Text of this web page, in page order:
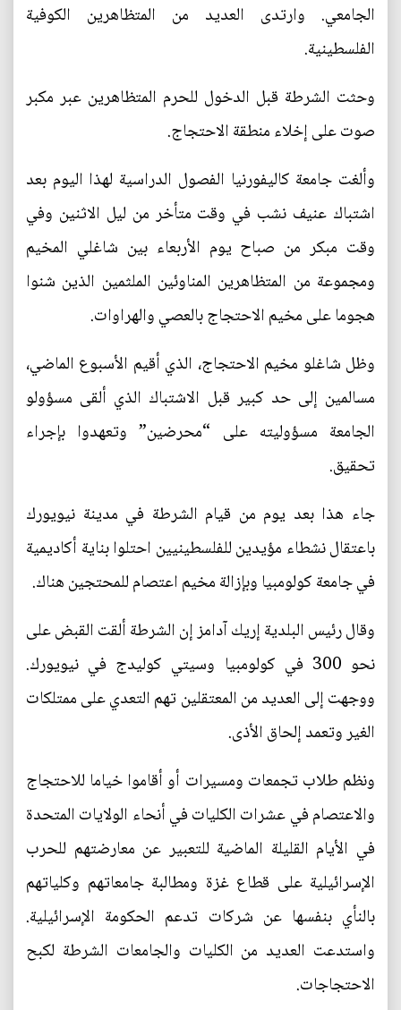
الجامعي. وارتدى العديد من المتظاهرين الكوفية
الفلسطينية.
وحثت الشرطة قبل الدخول للحرم المتظاهرين عبر مكبر
صوت على إخلاء منطقة الاحتجاج.
وألغت جامعة كاليفورنيا الفصول الدراسية لهذا اليوم بعد
اشتباك عنيف نشب في وقت متأخر من ليل الاثنين وفي
وقت مبكر من صباح يوم الأربعاء بين شاغلي المخيم
ومجموعة من المتظاهرين المناوئين الملثمين الذين شنوا
هجوما على مخيم الاحتجاج بالعصي والهراوات.
وظل شاغلو مخيم الاحتجاج، الذي أقيم الأسبوع الماضي،
مسالمين إلى حد كبير قبل الاشتباك الذي ألقى مسؤولو
الجامعة مسؤوليته على “محرضين” وتعهدوا بإجراء
تحقيق.
جاء هذا بعد يوم من قيام الشرطة في مدينة نيويورك
باعتقال نشطاء مؤيدين للفلسطينيين احتلوا بناية أكاديمية
في جامعة كولومبيا وبإزالة مخيم اعتصام للمحتجين هناك.
وقال رئيس البلدية إريك آدامز إن الشرطة ألقت القبض على
نحو 300 في كولومبيا وسيتي كوليدج في نيويورك.
ووجهت إلى العديد من المعتقلين تهم التعدي على ممتلكات
الغير وتعمد إلحاق الأذى.
ونظم طلاب تجمعات ومسيرات أو أقاموا خياما للاحتجاج
والاعتصام في عشرات الكليات في أنحاء الولايات المتحدة
في الأيام القليلة الماضية للتعبير عن معارضتهم للحرب
الإسرائيلية على قطاع غزة ومطالبة جامعاتهم وكلياتهم
بالنأي بنفسها عن شركات تدعم الحكومة الإسرائيلية.
واستدعت العديد من الكليات والجامعات الشرطة لكبح
الاحتجاجات.